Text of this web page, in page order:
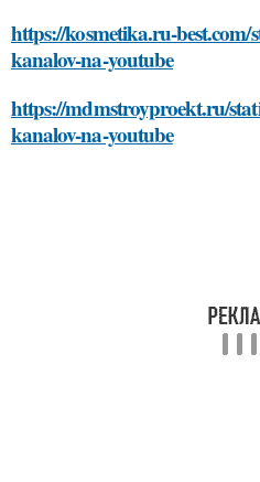
https://kosmetika.ru-best.com/
kanalov-na-youtube
https://mdmstroyproekt.ru/
kanalov-na-youtube